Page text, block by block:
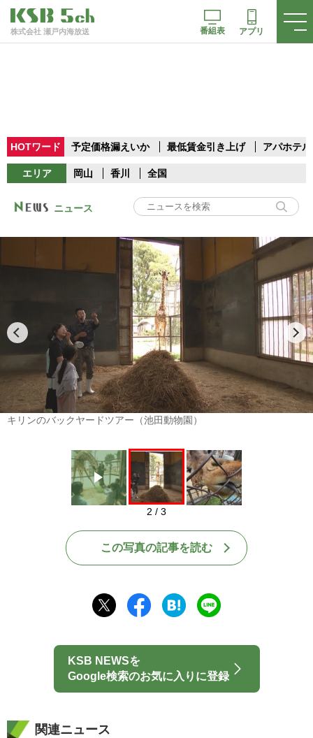
株式会社 瀬戸内海放送 番組表 アプリ
HOTワード 予定価格漏えいか 最低賃金引き上げ アパホテル
エリア 岡山 香川 全国
ニュース
Play
キリンのバックヤードツアー（池田動物園）
2 / 3
この写真の記事を読む
KSB NEWSを
Google検索のお気に入りに登録
関連ニュース